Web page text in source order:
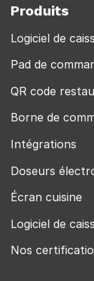
Produits
Logiciel de
Pad de
QR code
Borne de
Intégrations
Doseurs
Écran cuisine
Logiciel de
Nos